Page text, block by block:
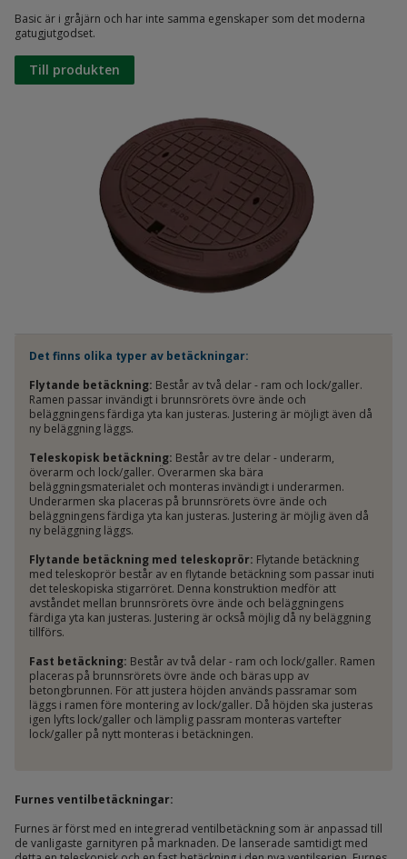
Basic är i gråjärn och har inte samma egenskaper som det moderna
gatugjutgodset.
Till produkten
Det finns olika typer av betäckningar:
Flytande betäckning: Består av två delar - ram och lock/galler.
Ramen passar invändigt i brunnsrörets övre ände och
beläggningens färdiga yta kan justeras. Justering är möjligt även då
ny beläggning läggs.
Teleskopisk betäckning: Består av tre delar - underarm,
överarm och lock/galler. Överarmen ska bära
beläggningsmaterialet och monteras invändigt i underarmen.
Underarmen ska placeras på brunnsrörets övre ände och
beläggningens färdiga yta kan justeras. Justering är möjlig även då
ny beläggning läggs.
Flytande betäckning med teleskoprör: Flytande betäckning
med teleskoprör består av en flytande betäckning som passar inuti
det teleskopiska stigarröret. Denna konstruktion medför att
avståndet mellan brunnsrörets övre ände och beläggningens
färdiga yta kan justeras. Justering är också möjlig då ny beläggning
tillförs.
Fast betäckning: Består av två delar - ram och lock/galler. Ramen
placeras på brunnsrörets övre ände och bäras upp av
betongbrunnen. För att justera höjden används passramar som
läggs i ramen före montering av lock/galler. Då höjden ska justeras
igen lyfts lock/galler och lämplig passram monteras vartefter
lock/galler på nytt monteras i betäckningen.
Furnes ventilbetäckningar:
Furnes är först med en integrerad ventilbetäckning som är anpassad till
de vanligaste garnityren på marknaden. De lanserade samtidigt med